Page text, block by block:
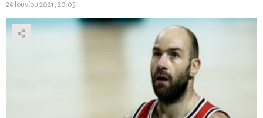
26 Ιουνίου 2021, 20:05